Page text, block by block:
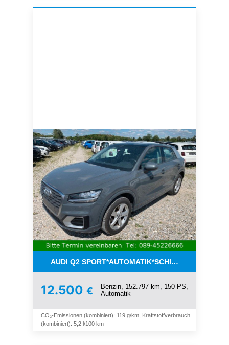
AUDI Q2 SPORT*AUTOMATIK*SCHIEBEDACH*8-
12.500 €
Benzin, 152.797 km, 150 PS,
Automatik
CO₂-Emissionen (kombiniert): 119 g/km, Kraftstoffverbrauch
(kombiniert): 5,2 l/100 km